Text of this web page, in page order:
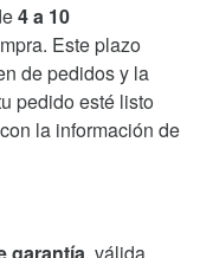
4 a 10
Este plazo
de pedidos y la
pedido esté listo
la información de
garantía, válida